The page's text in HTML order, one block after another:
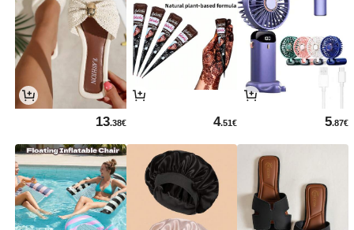
5.87€
4.51€
13.38€